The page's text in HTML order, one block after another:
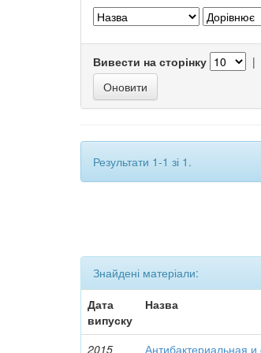
Вивести на сторінку |
Результати 1-1 зі 1.
Знайдені матеріали:
Дата
випуску
Назва
2015 Антибактериальная и